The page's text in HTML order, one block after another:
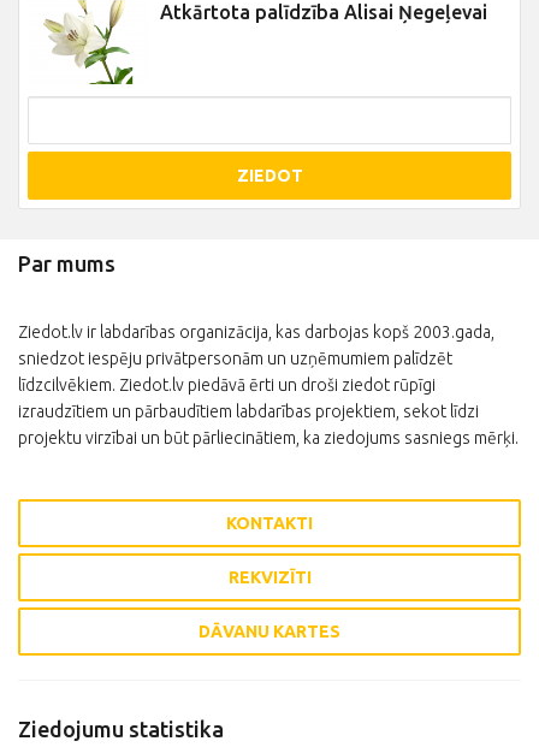
Atkārtota palīdzība Alisai Ņegeļevai
ZIEDOT
Par mums
Ziedot.lv ir labdarības organizācija, kas darbojas kopš 2003.gada,
sniedzot iespēju privātpersonām un uzņēmumiem palīdzēt
līdzcilvēkiem. Ziedot.lv piedāvā ērti un droši ziedot rūpīgi
izraudzītiem un pārbaudītiem labdarības projektiem, sekot līdzi
projektu virzībai un būt pārliecinātiem, ka ziedojums sasniegs mērķi.
KONTAKTI
REKVIZĪTI
DĀVANU KARTES
Ziedojumu statistika